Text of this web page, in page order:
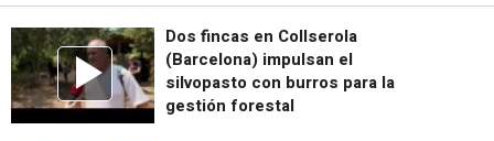
Dos fincas en Collserola
(Barcelona) impulsan el
silvopasto con burros para la
gestión forestal